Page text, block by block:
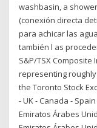
washbasin, a
(conexión directa
para achicar las
también l as
S&P/TSX
representing
the Toronto Stock
- UK - Canada -
Emiratos Árabes